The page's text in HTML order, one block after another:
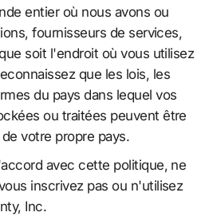
entier où nous avons ou
fournisseurs de services,
soit l'endroit où vous utilisez
que les lois, les
du pays dans lequel vos
ou traitées peuvent être
votre propre pays.
avec cette politique, ne
inscrivez pas ou n'utilisez
Inc.